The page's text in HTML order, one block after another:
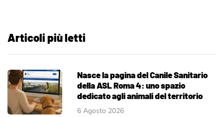
Articoli più letti
Nasce la pagina del Canile Sanitario
della ASL Roma 4: uno spazio
dedicato agli animali del territorio
6 Agosto 2026